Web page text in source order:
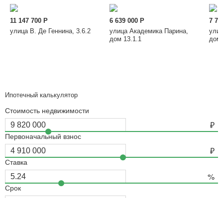
11 147 700 Р
улица В. Де Геннина, 3.6.2
6 639 000 Р
улица Академика Парина,
дом 13.1.1
7
дом
Ипотечный калькулятор
Стоимость недвижимости
Первоначальный взнос
Ставка
Срок